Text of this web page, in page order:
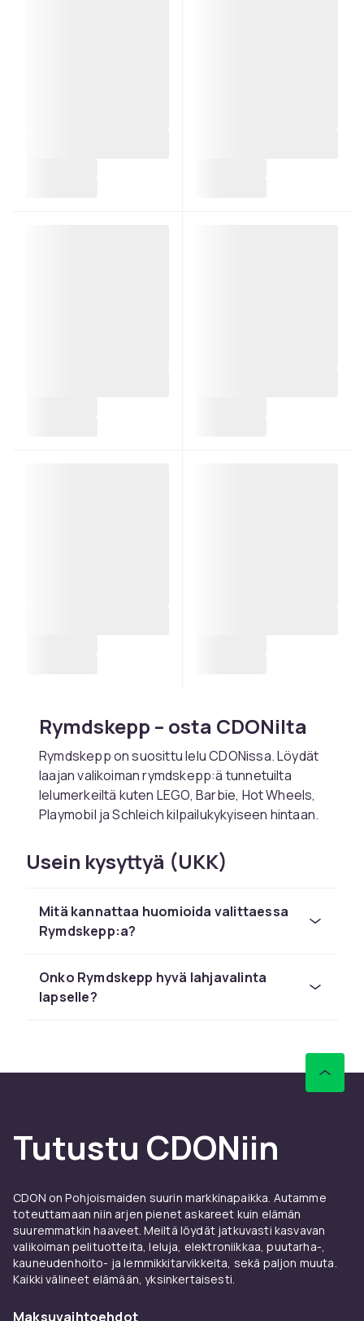
Rymdskepp – osta CDONilta
Rymdskepp on suosittu lelu CDONissa. Löydät
laajan valikoiman rymdskepp:ä tunnetuilta
lelumerkeiltä kuten LEGO, Barbie, Hot Wheels,
Playmobil ja Schleich kilpailukykyiseen hintaan.
mukaan. CDONilta tilaat turvallisesti nopealla
toimituksella ja helpolla palautuksella. Kaikki
Tutustu koko leluvalikoimaan CDONissa.
Barbielta ja Schleichistä kilpailukykyiseen
hintaan nopealla toimituksella.
löytääksesi parhaan lelun lapsellesi.
Barbielta ja Schleichistä kilpailukykyiseen
hintaan nopealla toimituksella.
Vertaile tuotteita ja lue asiakasarvioita
löytääksesi parhaan lelun lapsellesi.
CDONilta löydät rymdskepp:ä LEGOlta,
Usein kysyttyä (UKK)
Mitä kannattaa huomioida valittaessa
Rymdskepp:a?
Onko Rymdskepp hyvä lahjavalinta
lapselle?
Tutustu CDONiin
CDON on Pohjoismaiden suurin markkinapaikka. Autamme
toteuttamaan niin arjen pienet askareet kuin elämän
suuremmatkin haaveet. Meiltä löydät jatkuvasti kasvavan
valikoiman pelituotteita, leluja, elektroniikkaa, puutarha-,
kauneudenhoito- ja lemmikkitarvikkeita, sekä paljon muuta.
Kaikki välineet elämään, yksinkertaisesti.
Maksuvaihtoehdot